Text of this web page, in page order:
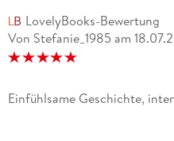
LovelyBooks-Bewertung
Von Stefanie_1985 am
Einfühlsame Geschichte,